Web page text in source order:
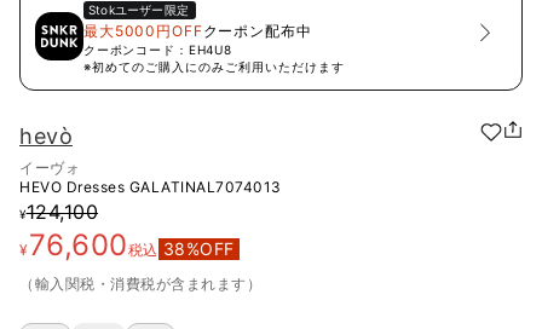
Stokユーザー限定
最大5000円OFFクーポン配布中
クーポンコード： EH4U8
※初めてのご購入にのみご利用いただけます
hevò
イーヴォ
HEVO Dresses GALATINAL7074013
¥124,100
¥76,600税込 38%OFF
（輸入関税・消費税が含まれます）